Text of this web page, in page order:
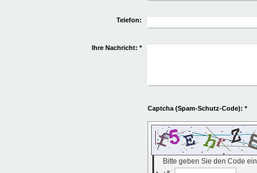
Telefon:
Ihre Nachricht: *
Captcha (Spam-Schutz-Code): *
Bitte geben Sie den Code ein